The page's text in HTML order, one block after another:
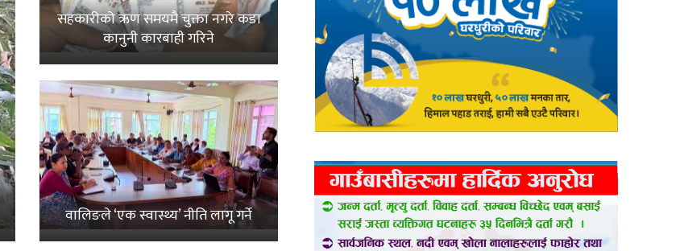
सहकारीको ऋण समयमै चुक्ता नगरे कडा
कानुनी कारबाही गरिने
वालिङले ‘एक स्वास्थ्य’ नीति लागू गर्ने